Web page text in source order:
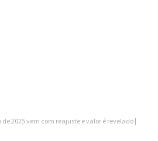
2025 vem com reajuste e valor é revelado |